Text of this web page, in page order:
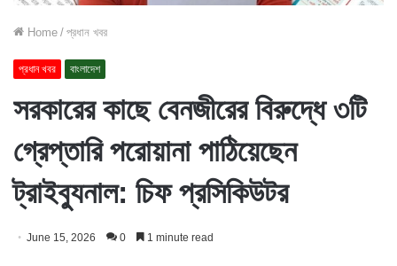
Home / প্রধান খবর
প্রধান খবর বাংলাদেশ
সরকারের কাছে বেনজীরের বিরুদ্ধে ৩টি
গ্রেপ্তারি পরোয়ানা পাঠিয়েছেন
ট্রাইব্যুনাল: চিফ প্রসিকিউটর
June 15, 2026 0 1 minute read